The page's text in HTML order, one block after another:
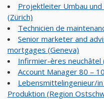
Projektleiter Umbau
(Zürich)
Technicien de
Senior marketer and
mortgages (Geneva)
Infirmier-ères neuchâtel
Account Manager 80 –
Lebensmittelingenieur/
Produktion (Region